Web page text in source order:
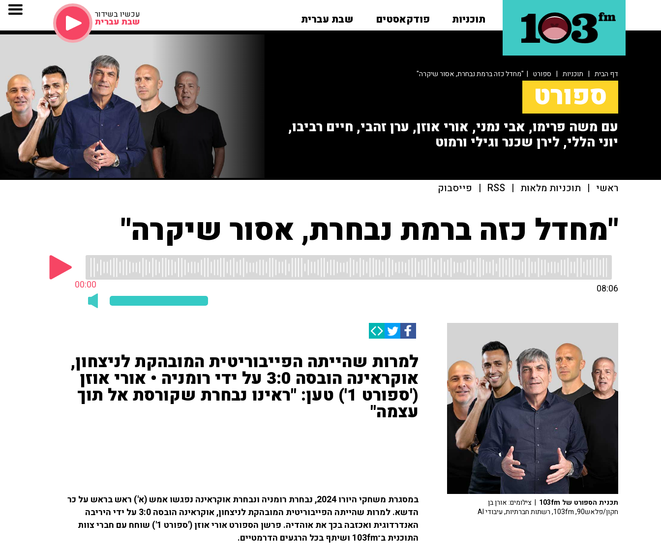
תוכניות פודקאסטים שבת עברית עכשיו בשידור
שבת עברית
דף הבית | תוכניות | ספורט | "מחדל כזה ברמת נבחרת, אסור שיקרה"
ספורט
עם משה פרימו, אבי נמני, אורי אוזן, ערן זהבי, חיים רביבו,
יוני הללי, לירן שכנר וגילי ורמוט
ראשי | תוכניות מלאות |
RSS
| פייסבוק
"מחדל כזה ברמת נבחרת, אסור שיקרה"
00:00 08:06
למרות שהייתה הפייבוריטית המובהקת לניצחון,
אוקראינה הובסה 3:0 על ידי רומניה • אורי אוזן
('ספורט 1') טען: "ראינו נבחרת שקורסת אל תוך
עצמה"
במסגרת משחקי היורו 2024, נבחרת רומניה ונבחרת אוקראינה נפגשו אמש (א') ראש בראש על כר
הדשא. למרות שהייתה הפייבוריטית המובהקת לניצחון, אוקראינה הובסה 3:0 על ידי היריבה
האנדרדוגית ואכזבה בכך את אוהדיה. פרשן הספורט אורי אוזן ('ספורט 1') שוחח עם חברי צוות
התוכנית ב־103fm ושיתף בכל הרגעים הדרמטיים.
תכנית הספורט של 103fm
| צילומים: אורן בן
חקון/פלאש90, 103fm, רשתות חברתיות, עיבודי AI